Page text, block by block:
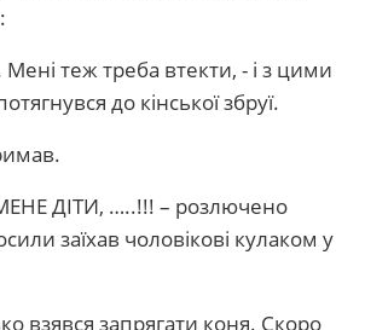
Мені теж треба втекти, - і з цими
до кінської збруї.
ДІТИ, …..!!! – розлючено
заїхав чоловікові кулаком у
взявся запрягати коня. Скоро